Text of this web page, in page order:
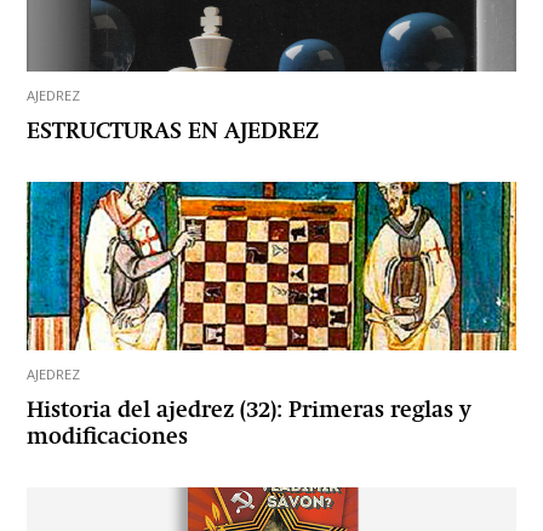
AJEDREZ
ESTRUCTURAS EN AJEDREZ
AJEDREZ
Historia del ajedrez (32): Primeras reglas y
modificaciones